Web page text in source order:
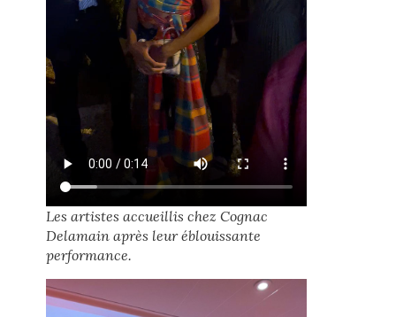
Les artistes accueillis chez Cognac
Delamain après leur éblouissante
performance.